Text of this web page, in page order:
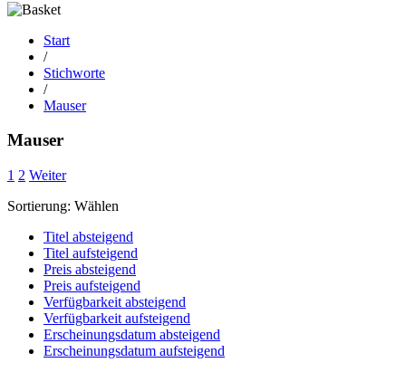
Start
/
Stichworte
/
Mauser
Mauser
1 2 Weiter
Sortierung: Wählen
Titel absteigend
Titel aufsteigend
Preis absteigend
Preis aufsteigend
Verfügbarkeit absteigend
Verfügbarkeit aufsteigend
Erscheinungsdatum absteigend
Erscheinungsdatum aufsteigend